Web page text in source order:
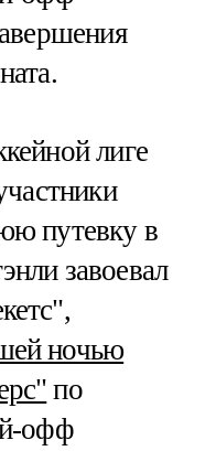
лиге
путевку в
завоевал
ночью
по
офф